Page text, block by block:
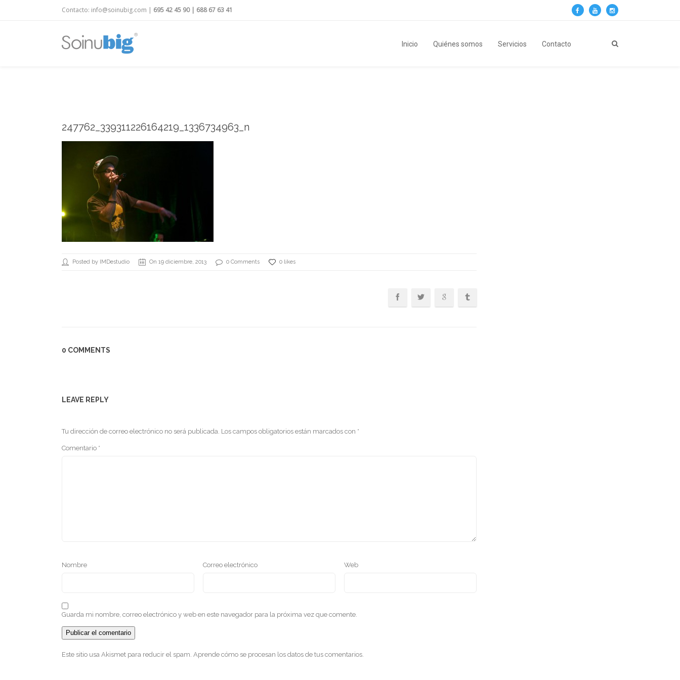
Contacto: info@soinubig.com | 695 42 45 90| 688 67 63 41
Inicio Quiénes somos Servicios Contacto
247762_339311226164219_1336734963_n
Posted by IMDestudio On 19 diciembre, 2013 0 Comments 0 likes
0 COMMENTS
LEAVE REPLY
Tu dirección de correo electrónico no será publicada. Los campos obligatorios están marcados con *
Comentario *
Nombre Correo electrónico Web
Guarda mi nombre, correo electrónico y web en este navegador para la próxima vez que comente.
Este sitio usa Akismet para reducir el spam. Aprende cómo se procesan los datos de tus comentarios.